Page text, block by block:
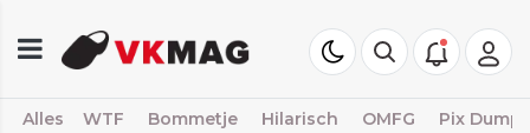
Alles WTF Bommetje Hilarisch OMFG Pix Dump